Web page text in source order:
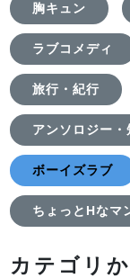
胸キュン
ラブコメディ
旅行・紀行
アンソロジー・
ボーイズラブ
ちょっとHなマ
カテゴリ